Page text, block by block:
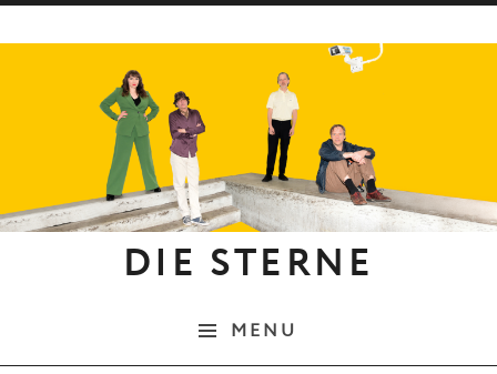
DIE STERNE
MENU